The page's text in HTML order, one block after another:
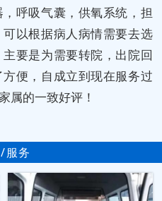
呼吸气囊，供氧系统，担
以根据病人病情需要去选
要是为需要转院，出院回
便，自成立到现在服务过
属的一致好评！
服务